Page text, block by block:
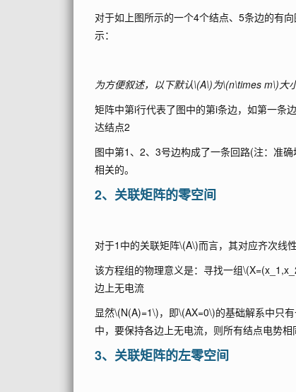
对于如上图所示的一个4个结点、5条边的有
示：
为方便叙述，以下默认\(A\)为\(n\times m\)大
矩阵中第i行代表了图中的第i条边，如第一条
达结点2
图中第1、2、3号边构成了一条回路(注：准
相关的。
2、关联矩阵的零空间
对于1中的关联矩阵\(A\)而言，其对应齐次线
该方程组的物理意义是：寻找一组
边上无电流
显然\(N(A)=1\)，即\(AX=0\)的基础解系中只
中，要保持各边上无电流，则所有结点电势相
3、关联矩阵的左零空间